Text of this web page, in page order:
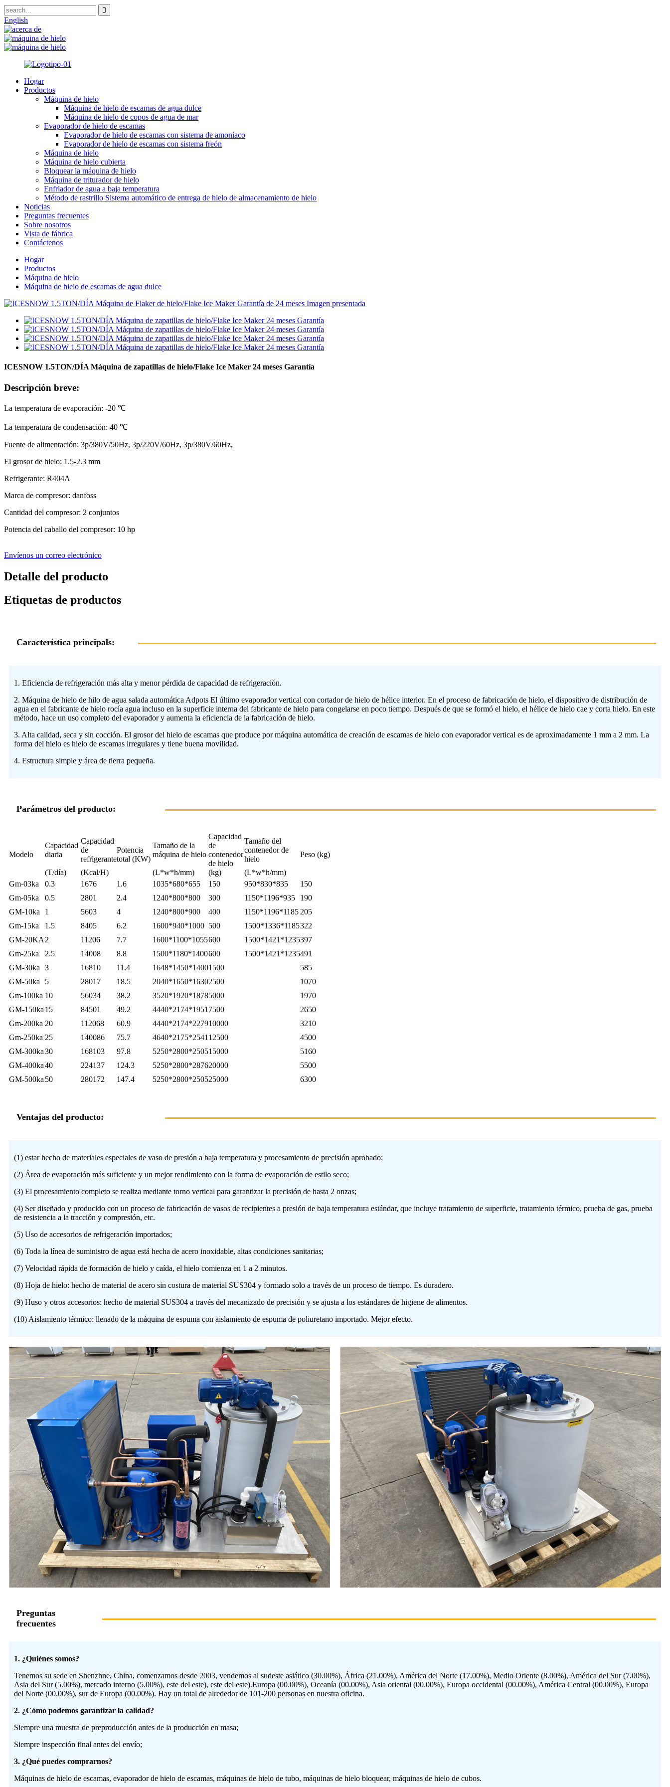
English
Hogar
Productos
Máquina de hielo
Máquina de hielo de escamas de agua dulce
Máquina de hielo de copos de agua de mar
Evaporador de hielo de escamas
Evaporador de hielo de escamas con sistema de amoníaco
Evaporador de hielo de escamas con sistema freón
Máquina de hielo
Máquina de hielo cubierta
Bloquear la máquina de hielo
Máquina de triturador de hielo
Enfriador de agua a baja temperatura
Método de rastrillo Sistema automático de entrega de hielo de almacenamiento de hielo
Noticias
Preguntas frecuentes
Sobre nosotros
Vista de fábrica
Contáctenos
Hogar
Productos
Máquina de hielo
Máquina de hielo de escamas de agua dulce
ICESNOW 1.5TON/DÍA Máquina de zapatillas de hielo/Flake Ice Maker 24 meses Garantía
Descripción breve:
La temperatura de evaporación: -20 ℃
La temperatura de condensación: 40 ℃
Fuente de alimentación: 3p/380V/50Hz, 3p/220V/60Hz, 3p/380V/60Hz,
El grosor de hielo: 1.5-2.3 mm
Refrigerante: R404A
Marca de compresor: danfoss
Cantidad del compresor: 2 conjuntos
Potencia del caballo del compresor: 10 hp
Envíenos un correo electrónico
Detalle del producto
Etiquetas de productos
Característica principals:
1. Eficiencia de refrigeración más alta y menor pérdida de capacidad de refrigeración.
2. Máquina de hielo de hilo de agua salada automática Adpots El último evaporador vertical con cortador de hielo de hélice interior. En el proceso de fabricación de hielo, el dispositivo de distribución de
agua en el fabricante de hielo rocía agua incluso en la superficie interna del fabricante de hielo para congelarse en poco tiempo. Después de que se formó el hielo, el hélice de hielo cae y corta hielo. En este
método, hace un uso completo del evaporador y aumenta la eficiencia de la fabricación de hielo.
3. Alta calidad, seca y sin cocción. El grosor del hielo de escamas que produce por máquina automática de creación de escamas de hielo con evaporador vertical es de aproximadamente 1 mm a 2 mm. La
forma del hielo es hielo de escamas irregulares y tiene buena movilidad.
4. Estructura simple y área de tierra pequeña.
Parámetros del producto:
Modelo
Capacidad
diaria
Capacidad
de
refrigerante
Potencia
total (KW)
Tamaño de la
máquina de hielo
Capacidad
de
contenedor
de hielo
Tamaño del
contenedor de
hielo
Peso (kg)
(T/día) (Kcal/H) (L*w*h/mm) (kg)
(L*w*h/mm)
Gm-03ka
0.3 1676 1.6 1035*680*655 150 950*830*835
150
Gm-05ka
0.5 2801 2.4 1240*800*800 300 1150*1196*935
190
GM-10ka
1 5603 4 1240*800*900 400 1150*1196*1185 205
Gm-15ka
1.5 8405 6.2 1600*940*1000 500 1500*1336*1185322
GM-20KA 2 11206 7.7 1600*1100*1055600 1500*1421*1235397
Gm-25ka
2.5 14008 8.8 1500*1180*1400600 1500*1421*1235491
GM-30ka
3 16810 11.4 1648*1450*14001500
585
GM-50ka
5 28017 18.5 2040*1650*16302500
1070
Gm-100ka 10 56034 38.2 3520*1920*18785000
1970
GM-150ka 15 84501 49.2 4440*2174*1951 7500
2650
Gm-200ka 20 112068 60.9 4440*2174*227910000
3210
Gm-250ka 25 140086 75.7 4640*2175*2541 12500
4500
GM-300ka30 168103 97.8 5250*2800*250515000
5160
GM-400ka40 224137 124.3 5250*2800*287620000
5500
GM-500ka 50 280172 147.4 5250*2800*250525000 6300
Ventajas del producto:
(1) estar hecho de materiales especiales de vaso de presión a baja temperatura y procesamiento de precisión aprobado;
(2) Área de evaporación más suficiente y un mejor rendimiento con la forma de evaporación de estilo seco;
(3) El procesamiento completo se realiza mediante torno vertical para garantizar la precisión de hasta 2 onzas;
(4) Ser diseñado y producido con un proceso de fabricación de vasos de recipientes a presión de baja temperatura estándar, que incluye tratamiento de superficie, tratamiento térmico, prueba de gas, prueba
de resistencia a la tracción y compresión, etc.
(5) Uso de accesorios de refrigeración importados;
(6) Toda la línea de suministro de agua está hecha de acero inoxidable, altas condiciones sanitarias;
(7) Velocidad rápida de formación de hielo y caída, el hielo comienza en 1 a 2 minutos.
(8) Hoja de hielo: hecho de material de acero sin costura de material SUS304 y formado solo a través de un proceso de tiempo. Es duradero.
(9) Huso y otros accesorios: hecho de material SUS304 a través del mecanizado de precisión y se ajusta a los estándares de higiene de alimentos.
(10) Aislamiento térmico: llenado de la máquina de espuma con aislamiento de espuma de poliuretano importado. Mejor efecto.
Preguntas
frecuentes
1. ¿Quiénes somos?
Tenemos su sede en Shenzhne, China, comenzamos desde 2003, vendemos al sudeste asiático (30.00%), África (21.00%), América del Norte (17.00%), Medio Oriente (8.00%), América del Sur (7.00%),
Asia del Sur (5.00%), mercado interno (5.00%), este del este), este del este).Europa (00.00%), Oceanía (00.00%), Asia oriental (00.00%), Europa occidental (00.00%), América Central (00.00%), Europa
del Norte (00.00%), sur de Europa (00.00%). Hay un total de alrededor de 101-200 personas en nuestra oficina.
2. ¿Cómo podemos garantizar la calidad?
Siempre una muestra de preproducción antes de la producción en masa;
Siempre inspección final antes del envío;
3. ¿Qué puedes comprarnos?
Máquinas de hielo de escamas, evaporador de hielo de escamas, máquinas de hielo de tubo, máquinas de hielo bloquear, máquinas de hielo de cubos.